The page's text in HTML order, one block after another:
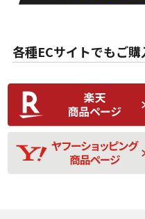
な中古品
C
比較的きれいな中古
品
D
使用感や目立つ傷が
あり、一般的な中古
品
各種ECサイトでもご購